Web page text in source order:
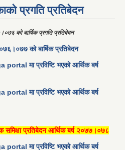
प्रगति प्रतिबेदन
को बार्षिक प्रगति प्रतिबेदन
को बार्षिक प्रतिबेदन
portal मा प्रविष्टि भएको आर्थिक बर्ष
portal मा प्रविष्टि भएको आर्थिक बर्ष
समिक्षा प्रतिबेदन आर्थिक बर्ष २०७७।०७८
portal मा प्रविष्टि भएको आर्थिक बर्ष